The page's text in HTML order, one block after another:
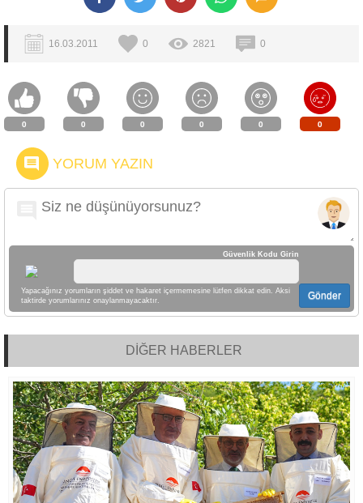
16.03.2011 0 2821 0
0 0 0 0 0 0
YORUM YAZIN
Güvenlik Kodu Girin
Yapacağınız yorumların şiddet ve hakaret içermemesine lütfen dikkat edin. Aksi
taktirde yorumlarınız onaylanmayacaktır.
Gönder
DİĞER HABERLER